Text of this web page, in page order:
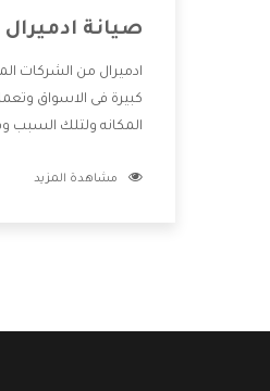
صيانة ادميرال
ادميرال من الشركات
كبيرة فى الاسواق
المكانه ولتلك السبب
ويستطيع القيام
مشاهدة المزيد